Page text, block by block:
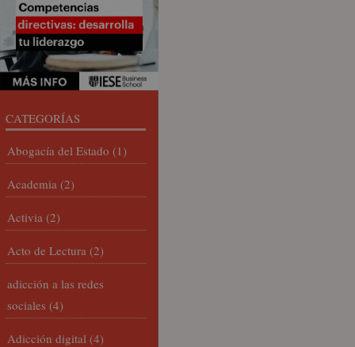
CATEGORÍAS
Abogacía del Estado (1)
Academia (2)
Activia (2)
Acto de Lectura (2)
adicción a las redes
sociales (4)
Adicción digital (4)